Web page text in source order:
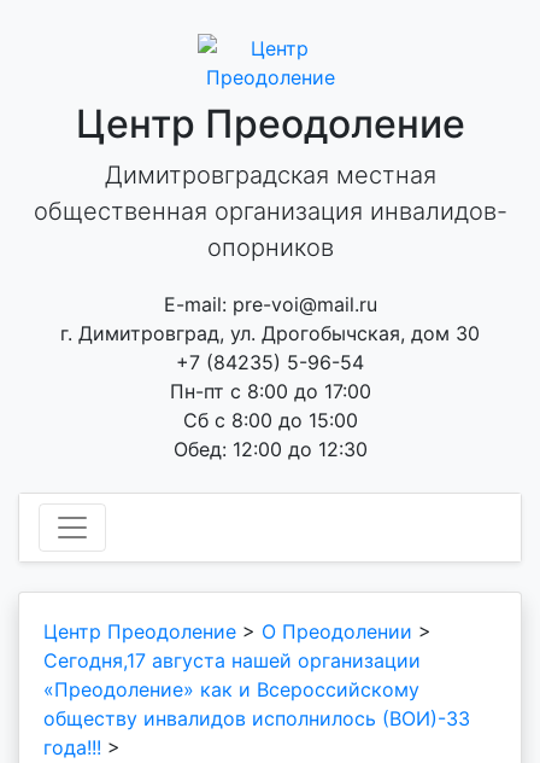
Центр Преодоление
Димитровградская местная
общественная организация инвалидов-
опорников
E-mail: pre-voi@mail.ru
г. Димитровград, ул. Дрогобычская, дом 30
+7 (84235) 5-96-54
Пн-пт с 8:00 до 17:00
Сб с 8:00 до 15:00
Обед: 12:00 до 12:30
Центр Преодоление > О Преодолении >
Сегодня,17 августа нашей организации
«Преодоление» как и Всероссийскому
обществу инвалидов исполнилось (ВОИ)-33
года!!! >